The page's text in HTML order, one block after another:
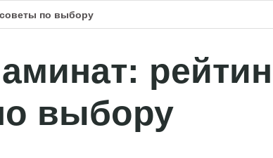
по выбору
выбору